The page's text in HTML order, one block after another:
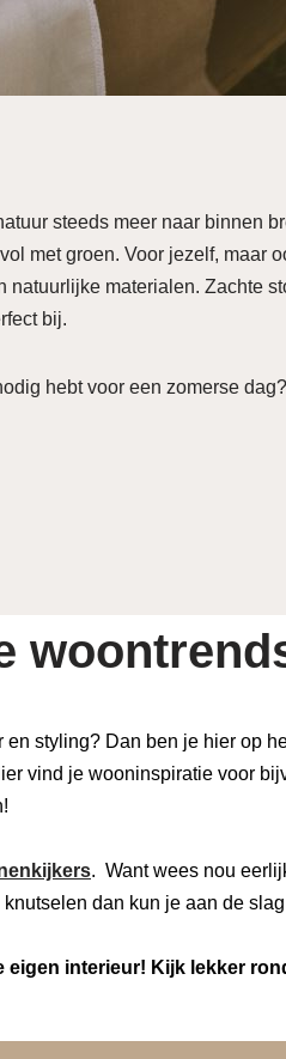
steeds meer naar binnen
met groen. Voor jezelf, maar
materialen. Zachte
bij.
hebt voor een zomerse
styling? Dan ben je hier op
vind je wooninspiratie voor
. Want wees nou
dan kun je aan de slag
interieur! Kijk lekker